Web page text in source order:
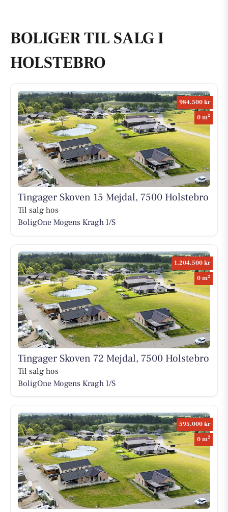
BOLIGER TIL SALG I
HOLSTEBRO
984.500 kr
0 m2
Tingager Skoven 15 Mejdal, 7500 Holstebro
Til salg hos
BoligOne Mogens Kragh I/S
1.204.500 kr
0 m2
Tingager Skoven 72 Mejdal, 7500 Holstebro
Til salg hos
BoligOne Mogens Kragh I/S
595.000 kr
0 m2